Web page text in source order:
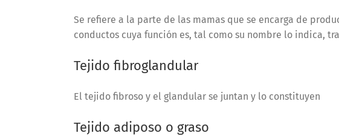
Se refiere a la parte de las mamas que se encarga de
conductos cuya función es, tal como su nombre lo indica,
Tejido fibroglandular
El tejido fibroso y el glandular se juntan y lo constituyen
Tejido adiposo o graso